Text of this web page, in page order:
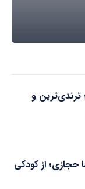
مدل مانتو ۱۴۰۴؛ ترندی‌ترین و
حجازی؛ از کودکی